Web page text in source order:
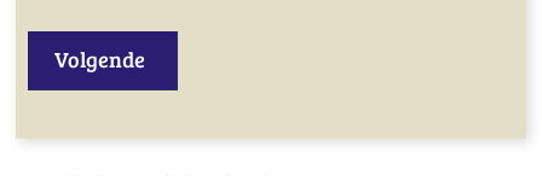
Volgende